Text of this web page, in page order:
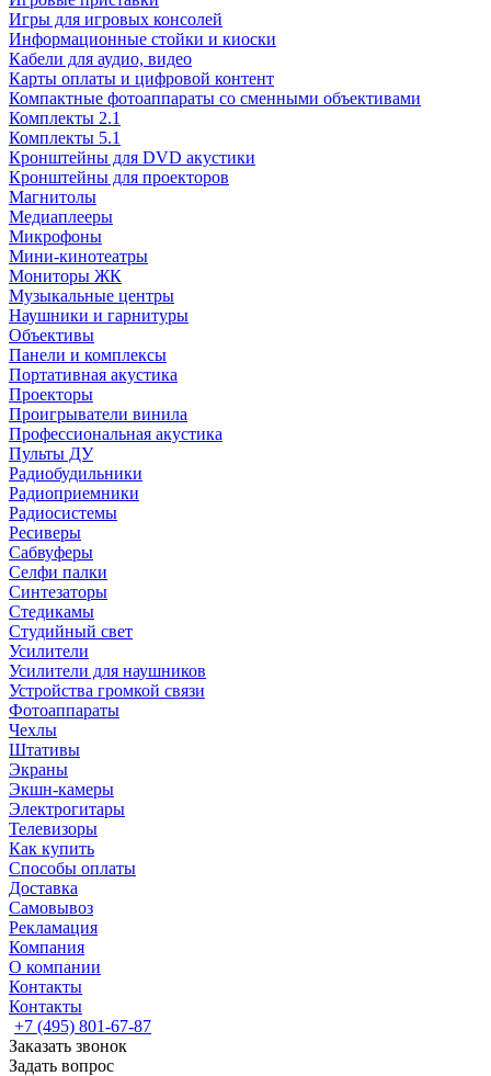
Игры для игровых консолей
Информационные стойки и киоски
Кабели для аудио, видео
Карты оплаты и цифровой контент
Компактные фотоаппараты со сменными объективами
Комплекты 2.1
Комплекты 5.1
Кронштейны для DVD акустики
Кронштейны для проекторов
Магнитолы
Медиаплееры
Микрофоны
Мини-кинотеатры
Мониторы ЖК
Музыкальные центры
Наушники и гарнитуры
Объективы
Панели и комплексы
Портативная акустика
Проекторы
Проигрыватели винила
Профессиональная акустика
Пульты ДУ
Радиобудильники
Радиоприемники
Радиосистемы
Ресиверы
Сабвуферы
Селфи палки
Синтезаторы
Стедикамы
Студийный свет
Усилители
Усилители для наушников
Устройства громкой связи
Фотоаппараты
Чехлы
Штативы
Экраны
Экшн-камеры
Электрогитары
Телевизоры
Как купить
Способы оплаты
Доставка
Самовывоз
Рекламация
Компания
О компании
Контакты
Контакты
+7 (495) 801-67-87
Заказать звонок
Задать вопрос